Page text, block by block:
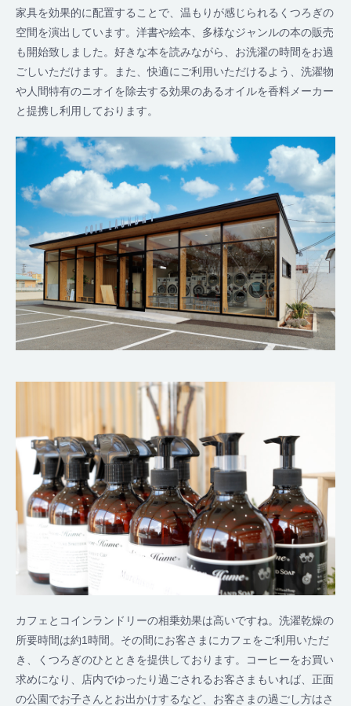
家具を効果的に配置することで、温もりが感じられるくつろぎの
空間を演出しています。洋書や絵本、多様なジャンルの本の販売
も開始致しました。好きな本を読みながら、お洗濯の時間をお過
ごしいただけます。また、快適にご利用いただけるよう、洗濯物
や人間特有のニオイを除去する効果のあるオイルを香料メーカー
と提携し利用しております。
カフェとコインランドリーの相乗効果は高いですね。洗濯乾燥の
所要時間は約1時間。その間にお客さまにカフェをご利用いただ
き、くつろぎのひとときを提供しております。コーヒーをお買い
求めになり、店内でゆったり過ごされるお客さまもいれば、正面
の公園でお子さんとお出かけするなど、お客さまの過ごし方はさ